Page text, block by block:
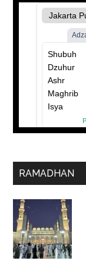
RAMADHAN